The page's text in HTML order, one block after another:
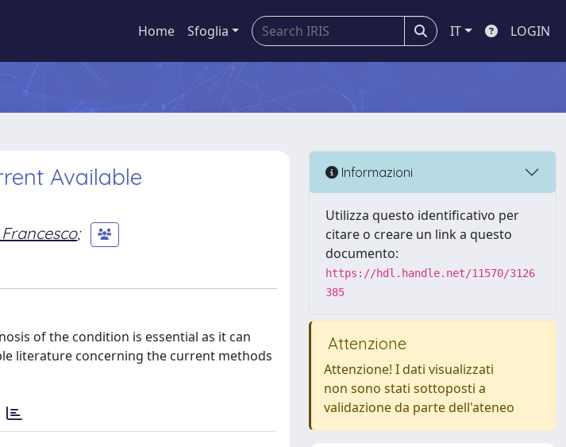
Home Sfoglia IT LOGIN
Available
Francesco;
of the condition is essential as it can
literature concerning the current methods
Informazioni
Utilizza questo identificativo per
citare o creare un link a questo
documento:
https://hdl.handle.net/11570/3126
385
Attenzione
Attenzione! I dati visualizzati
non sono stati sottoposti a
validazione da parte dell'ateneo